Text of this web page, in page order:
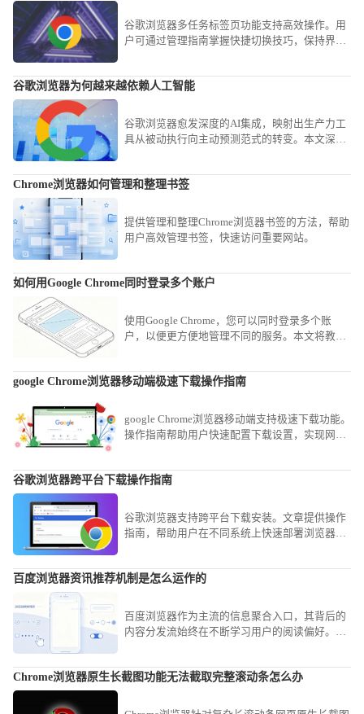
谷歌浏览器多任务标签页功能支持高效操作。用
户可通过管理指南掌握快捷切换技巧，保持界面
谷歌浏览器为何越来越依赖人工智能
谷歌浏览器愈发深度的AI集成，映射出生产力工
具从被动执行向主动预测范式的转变。本文深入
Chrome浏览器如何管理和整理书签
提供管理和整理Chrome浏览器书签的方法，帮助
用户高效管理书签，快速访问重要网站。
如何用Google Chrome同时登录多个账户
使用Google Chrome，您可以同时登录多个账
户，以便更方便地管理不同的服务。本文将教您
google Chrome浏览器移动端极速下载操作指南
google Chrome浏览器移动端支持极速下载功能。
操作指南帮助用户快速配置下载设置，实现网页
谷歌浏览器跨平台下载操作指南
谷歌浏览器支持跨平台下载安装。文章提供操作
指南，帮助用户在不同系统上快速部署浏览器，
百度浏览器资讯推荐机制是怎么运作的
百度浏览器作为主流的信息聚合入口，其背后的
内容分发流始终在不断学习用户的阅读偏好。我
热点新闻的。
Chrome浏览器原生长截图功能无法截取完整滚动条怎么办